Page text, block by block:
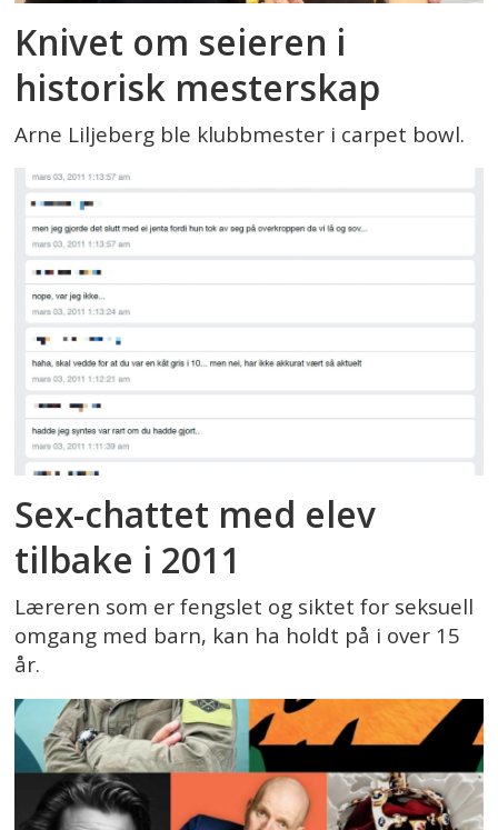
Knivet om seieren i
historisk mesterskap
Arne Liljeberg ble klubbmester i carpet bowl.
Sex-chattet med elev
tilbake i 2011
Læreren som er fengslet og siktet for seksuell
omgang med barn, kan ha holdt på i over 15
år.